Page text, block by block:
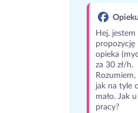
Hej,
propozycję
opieka
za 30 zł/h.
jak na tyle
mało. Jak
pracy?